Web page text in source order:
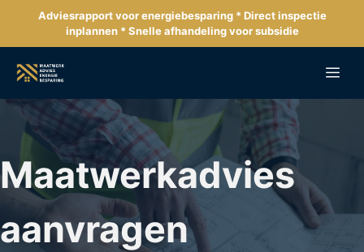
de
inhoud
Adviesrapport voor energiebesparing * Direct inspectie
inplannen * Snelle afhandeling voor subsidie
Maatwerkadvies
aanvragen